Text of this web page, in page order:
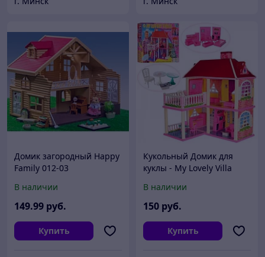
Домик загородный Happy
Family 012-03
В наличии
149.99 руб.
Купить
Кукольный Домик для
куклы - My Lovely Villa
В наличии
150 руб.
Купить